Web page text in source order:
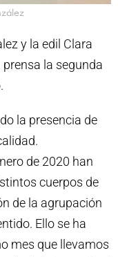
y la edil Clara
la segunda
la presencia de
de 2020 han
cuerpos de
de la agrupación
Ello se ha
mes que llevamos